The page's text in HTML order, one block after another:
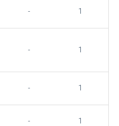
- 1
- 1
- 1
- 1